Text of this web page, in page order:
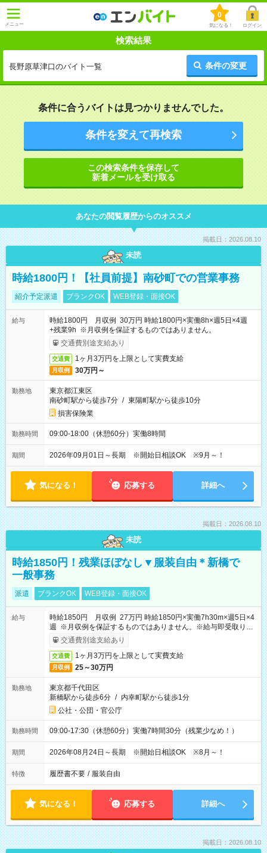
メニュー
0
気になる！ ログイン
検索結果
長野原草津口のバイト一覧 条件の変更
条件に合うバイトは見つかりませんでした。
条件を変えて再検索
この検索条件を保存して
新着メールを受け取る
あなたの閲覧履歴からのオススメ
掲載日：2026.08.10
未読
時給1800円！【社員前提】南砂町での営業事務
紹介予定派遣 ブランクOK WEB登録・面接OK
給与
時給1800円 月収例 30万円 時給1800円×実働8h×週5日×4週
+残業9h ※月収例を保証するものではありません。
交通費別途支給あり
交通費 1ヶ月3万円を上限として実費支給
月収例 30万円～
勤務地
東京都江東区
南砂町駅から徒歩7分 / 東陽町駅から徒歩10分
損害保険業
勤務時間 09:00-18:00（休憩60分）実働8時間
期間 2026年09月01日～長期 ※開始日相談OK ※9月～！
気になる！ 応募する 詳細へ
掲載日：2026.08.10
未読
時給1850円！残業ほぼなし▼服装自由＊新橋で
一般事務
派遣 ブランクOK WEB登録・面接OK
給与
時給1850円 月収例 27万円 時給1850円×実働7h30m×週5日×4
週 ※月収例を保証するものではありません。※給与即受取りサ
ービス利用可（利用条件有）
交通費別途支給あり
交通費 1ヶ月3万円を上限として実費支給
月収例 25～30万円
勤務地
東京都千代田区
新橋駅から徒歩6分 / 内幸町駅から徒歩1分
公社・公団・官公庁
勤務時間 09:00-17:30（休憩60分）実働7時間30分（残業少なめ！）
期間 2026年08月24日～長期 ※開始日相談OK ※8月～！
特徴 履歴書不要 / 服装自由
気になる！ 応募する 詳細へ
掲載日：2026.08.10